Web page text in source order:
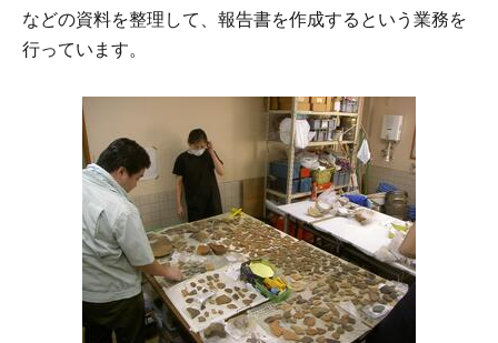
などの資料を整理して、報告書を作成するという業務を
行っています。